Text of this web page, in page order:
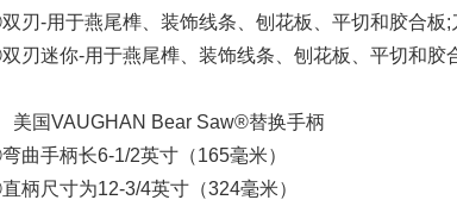
刃-用于燕尾榫、装饰线条、刨花板、平切和胶合板;
刃迷你-用于燕尾榫、装饰线条、刨花板、平切和胶
美国VAUGHAN Bear Saw®替换手柄
曲手柄长6-1/2英寸（165毫米）
柄尺寸为12-3/4英寸（324毫米）